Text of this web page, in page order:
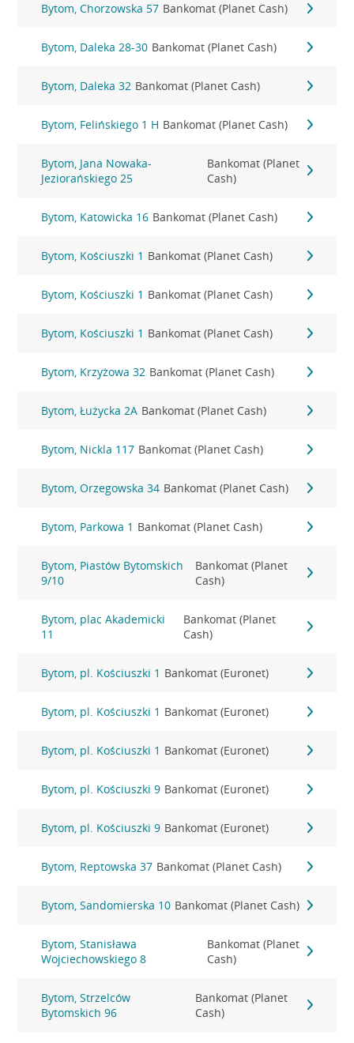
Bytom, Chorzowska 57 Bankomat (Planet Cash)
Bytom, Daleka 28-30 Bankomat (Planet Cash)
Bytom, Daleka 32 Bankomat (Planet Cash)
Bytom, Felińskiego 1 H Bankomat (Planet Cash)
Bytom, Jana Nowaka-
Jeziorańskiego 25
Bankomat (Planet
Cash)
Bytom, Katowicka 16 Bankomat (Planet Cash)
Bytom, Kościuszki 1 Bankomat (Planet Cash)
Bytom, Kościuszki 1 Bankomat (Planet Cash)
Bytom, Kościuszki 1 Bankomat (Planet Cash)
Bytom, Krzyżowa 32 Bankomat (Planet Cash)
Bytom, Łużycka 2A Bankomat (Planet Cash)
Bytom, Nickla 117 Bankomat (Planet Cash)
Bytom, Orzegowska 34 Bankomat (Planet Cash)
Bytom, Parkowa 1 Bankomat (Planet Cash)
Bytom, Piastów Bytomskich
9/10
Bankomat (Planet
Cash)
Bytom, plac Akademicki
11
Bankomat (Planet
Cash)
Bytom, pl. Kościuszki 1 Bankomat (Euronet)
Bytom, pl. Kościuszki 1 Bankomat (Euronet)
Bytom, pl. Kościuszki 1 Bankomat (Euronet)
Bytom, pl. Kościuszki 9 Bankomat (Euronet)
Bytom, pl. Kościuszki 9 Bankomat (Euronet)
Bytom, Reptowska 37 Bankomat (Planet Cash)
Bytom, Sandomierska 10 Bankomat (Planet Cash)
Bytom, Stanisława
Wojciechowskiego 8
Bankomat (Planet
Cash)
Bytom, Strzelców
Bytomskich 96
Bankomat (Planet
Cash)